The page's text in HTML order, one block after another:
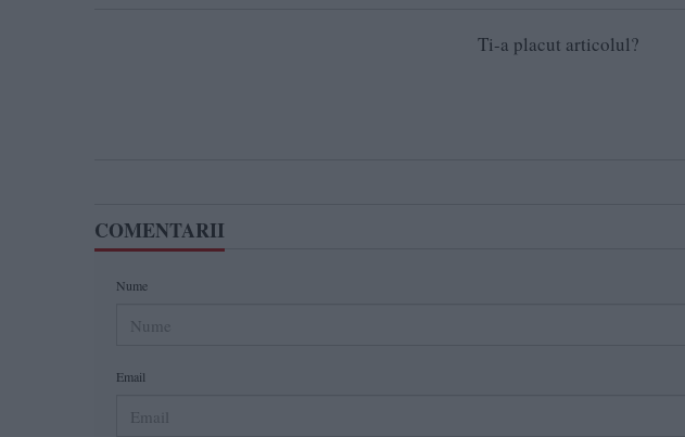
Ti-a placut articolul?
COMENTARII
Nume
Email